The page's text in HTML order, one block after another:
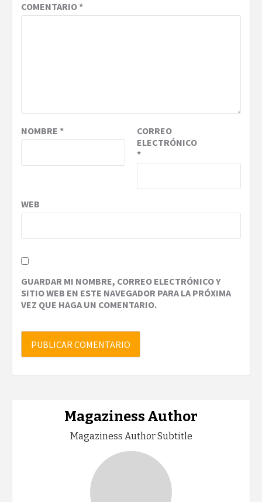
COMENTARIO*
NOMBRE *
CORREO
ELECTRÓNICO
*
WEB
GUARDAR MI NOMBRE, CORREO ELECTRÓNICO Y
SITIO WEB EN ESTE NAVEGADOR PARA LA PRÓXIMA
VEZ QUE HAGA UN COMENTARIO.
Magaziness Author
Magaziness Author Subtitle